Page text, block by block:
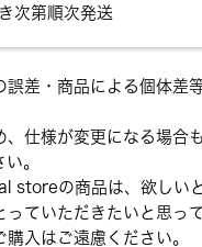
次第順次発送
差・商品による個体差
仕様が変更になる場合
。
storeの商品は、欲しい
ていただきたいと思っ
入はご遠慮ください。